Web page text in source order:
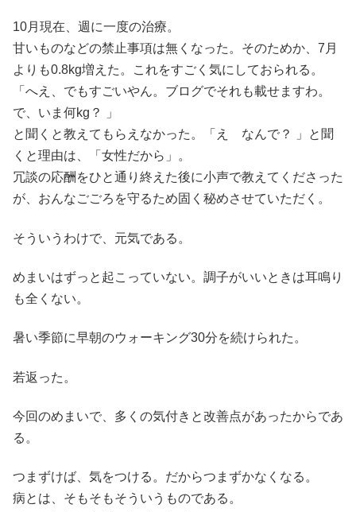
10月現在、週に一度の治療。
甘いものなどの禁止事項は無くなった。そのためか、7月
よりも0.8kg増えた。これをすごく気にしておられる。
「へえ、でもすごいやん。ブログでそれも載せますわ。
で、いま何kg？ 」
と聞くと教えてもらえなかった。「え なんで？ 」と聞
くと理由は、「女性だから」。
冗談の応酬をひと通り終えた後に小声で教えてくださった
が、おんなごごろを守るため固く秘めさせていただく。
そういうわけで、元気である。
めまいはずっと起こっていない。調子がいいときは耳鳴り
も全くない。
暑い季節に早朝のウォーキング30分を続けられた。
若返った。
今回のめまいで、多くの気付きと改善点があったからであ
る。
つまずけば、気をつける。だからつまずかなくなる。
病とは、そもそもそういうものである。